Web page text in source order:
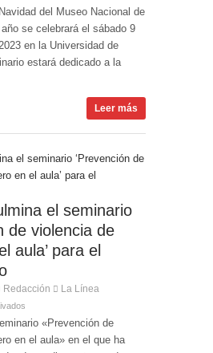
del Museo Nacional de
se celebrará el sábado 9
en la Universidad de
estará dedicado a la
Leer más
el seminario
de violencia de
aula’ para el
Redacción La Línea
«Prevención de
en el aula» en el que ha